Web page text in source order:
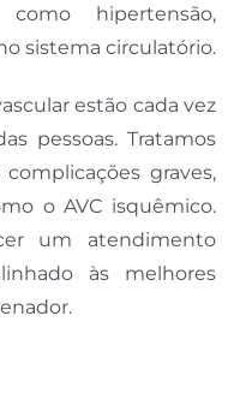
hipertensão,
sistema circulatório.
estão cada vez
pessoas. Tratamos
graves,
o AVC isquêmico.
um atendimento
às melhores